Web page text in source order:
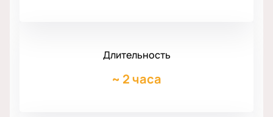
Длительность
~ 2 часа